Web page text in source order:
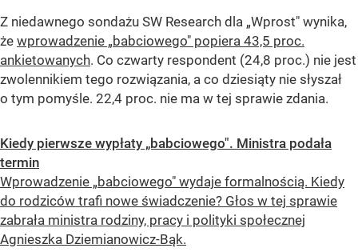
Z niedawnego sondażu SW Research dla „Wprost" wynika,
że wprowadzenie „babciowego" popiera 43,5 proc.
ankietowanych. Co czwarty respondent (24,8 proc.) nie jest
zwolennikiem tego rozwiązania, a co dziesiąty nie słyszał
o tym pomyśle. 22,4 proc. nie ma w tej sprawie zdania.
Kiedy pierwsze wypłaty „babciowego". Ministra podała
termin
Wprowadzenie „babciowego" wydaje formalnością. Kiedy
do rodziców trafi nowe świadczenie? Głos w tej sprawie
zabrała ministra rodziny, pracy i polityki społecznej
Agnieszka Dziemianowicz-Bąk.